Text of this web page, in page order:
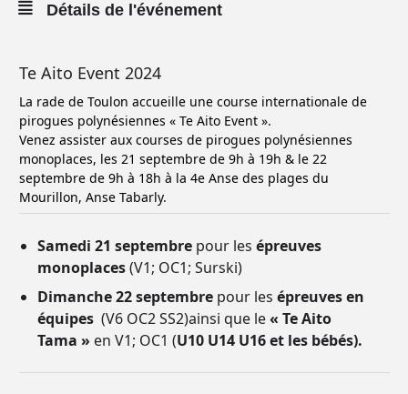
Détails de l'événement
Te Aito Event 2024
La rade de Toulon accueille une course internationale de
pirogues polynésiennes « Te Aito Event ».
Venez assister aux courses de pirogues polynésiennes
monoplaces, les 21 septembre de 9h à 19h & le 22
septembre de 9h à 18h à la 4e Anse des plages du
Mourillon, Anse Tabarly.
Samedi 21 septembre pour les épreuves
monoplaces(V1; OC1; Surski)
Dimanche 22 septembre pour les épreuves en
équipes (V6 OC2 SS2)ainsi que le« Te Aito
Tama » en V1; OC1 (U10 U14 U16 et les bébés).